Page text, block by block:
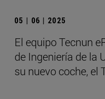
05 | 06 | 2025
El equipo Tecnun
de Ingeniería de la
su nuevo coche, el